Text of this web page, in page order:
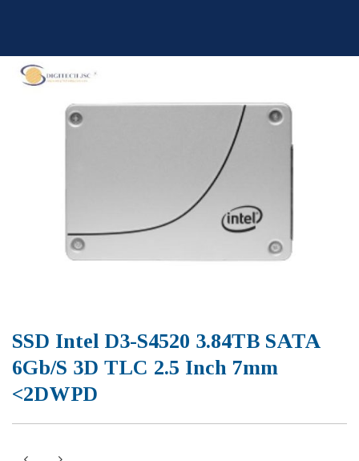
SSD Intel D3-S4520 3.84TB SATA
6Gb/s 3D TLC 2.5 Inch 7mm
<2DWPD